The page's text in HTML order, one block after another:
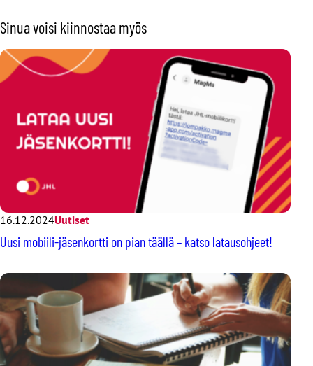
Sinua voisi kiinnostaa myös
16.12.2024Uutiset
Uusi mobiili-jäsenkortti on pian täällä – katso latausohjeet!